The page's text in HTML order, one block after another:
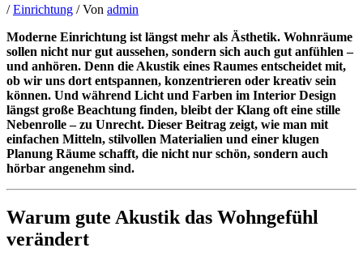
/Einrichtung / Von admin
Moderne Einrichtung ist längst mehr als Ästhetik. Wohnräume
sollen nicht nur gut aussehen, sondern sich auch gut anfühlen –
und anhören. Denn die Akustik eines Raumes entscheidet mit,
ob wir uns dort entspannen, konzentrieren oder kreativ sein
können. Und während Licht und Farben im Interior Design
längst große Beachtung finden, bleibt der Klang oft eine stille
Nebenrolle – zu Unrecht. Dieser Beitrag zeigt, wie man mit
einfachen Mitteln, stilvollen Materialien und einer klugen
Planung Räume schafft, die nicht nur schön, sondern auch
hörbar angenehm sind.
Warum gute Akustik das Wohngefühl
verändert